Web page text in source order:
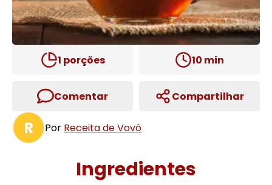
1 porções 10 min
Comentar Compartilhar
R Por Receita de Vovó
Ingredientes